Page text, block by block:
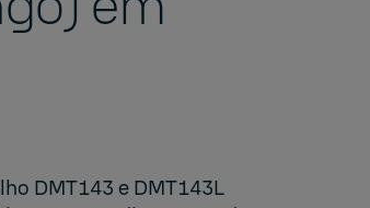
DMT143 e DMT143L